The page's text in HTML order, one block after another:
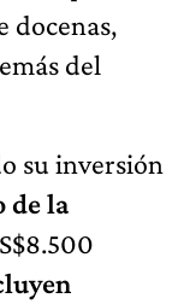
docenas,
del
su inversión
de la